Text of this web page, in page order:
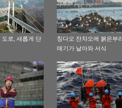
도로, 새롭게 단
칭다오 잔챠오에 붉은부
매기가 날아와 서식